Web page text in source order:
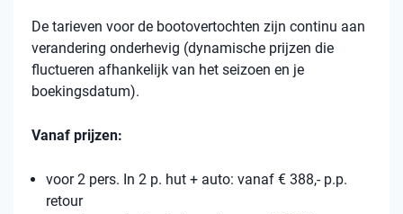
De tarieven voor de bootovertochten zijn continu aan
verandering onderhevig (dynamische prijzen die
fluctueren afhankelijk van het seizoen en je
boekingsdatum).
Vanaf prijzen:
voor 2 pers. In 2 p. hut + auto: vanaf € 388,- p.p.
retour